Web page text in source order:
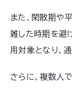
また、閑散期や
雑した時期を避
用対象となり、
さらに、複数人